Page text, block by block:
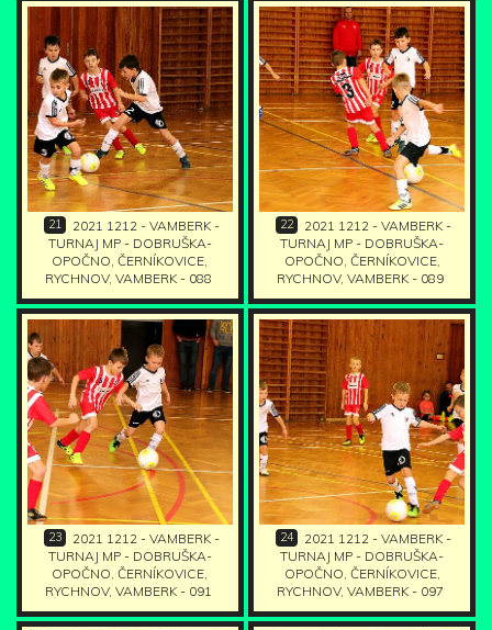
21
2021 1212 - VAMBERK -
TURNAJ MP - DOBRUŠKA-
OPOČNO, ČERNÍKOVICE,
RYCHNOV, VAMBERK - 088
22
2021 1212 - VAMBERK -
TURNAJ MP - DOBRUŠKA-
OPOČNO, ČERNÍKOVICE,
RYCHNOV, VAMBERK - 089
23
2021 1212 - VAMBERK -
TURNAJ MP - DOBRUŠKA-
OPOČNO, ČERNÍKOVICE,
RYCHNOV, VAMBERK - 091
24
2021 1212 - VAMBERK -
TURNAJ MP - DOBRUŠKA-
OPOČNO, ČERNÍKOVICE,
RYCHNOV, VAMBERK - 097